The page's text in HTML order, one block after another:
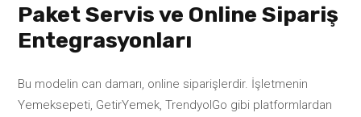
Paket Servis ve Online Sipariş
Entegrasyonları
Bu modelin can damarı, online siparişlerdir. İşletmenin
Yemeksepeti, GetirYemek, TrendyolGo gibi platformlardan